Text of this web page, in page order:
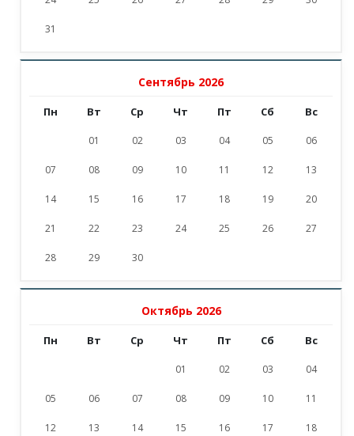
31
Сентябрь 2026
Пн Вт Ср Чт Пт Сб Вс
01 02 03 04 05 06
07 08 09 10 11 12 13
14 15 16 17 18 19 20
21 22 23 24 25 26 27
28 29 30
Октябрь 2026
Пн Вт Ср Чт Пт Сб Вс
01 02 03 04
05 06 07 08 09 10 11
12 13 14 15 16 17 18